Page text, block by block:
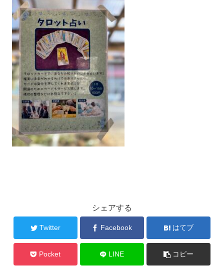
シェアする
Twitter Facebook はてブ
Pocket LINE コピー